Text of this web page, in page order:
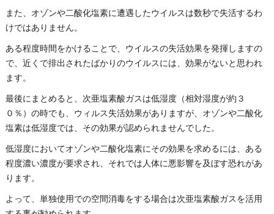
また、オゾンや二酸化塩素に遭遇したウイルスは数秒で失活するわ
けではありません。
ある程度時間をかけることで、ウイルスの失活効果を発揮しますの
で、近くで排出されたばかりのウイルスには、効果がないと思われ
ます。
最後にまとめると、次亜塩素酸ガスは低湿度（相対湿度が約３
０％）の時でも、ウィルス失活効果がありますが、オゾンや二酸化
塩素は低湿度では、その効果が認められませんでした。
低湿度においてオゾンや二酸化塩素にその効果を求めるには、ある
程度濃い濃度が要求され、それでは人体に悪影響を及ぼす恐れがあ
ります。
よって、単独使用での空間消毒をする場合は次亜塩素酸ガスを活用